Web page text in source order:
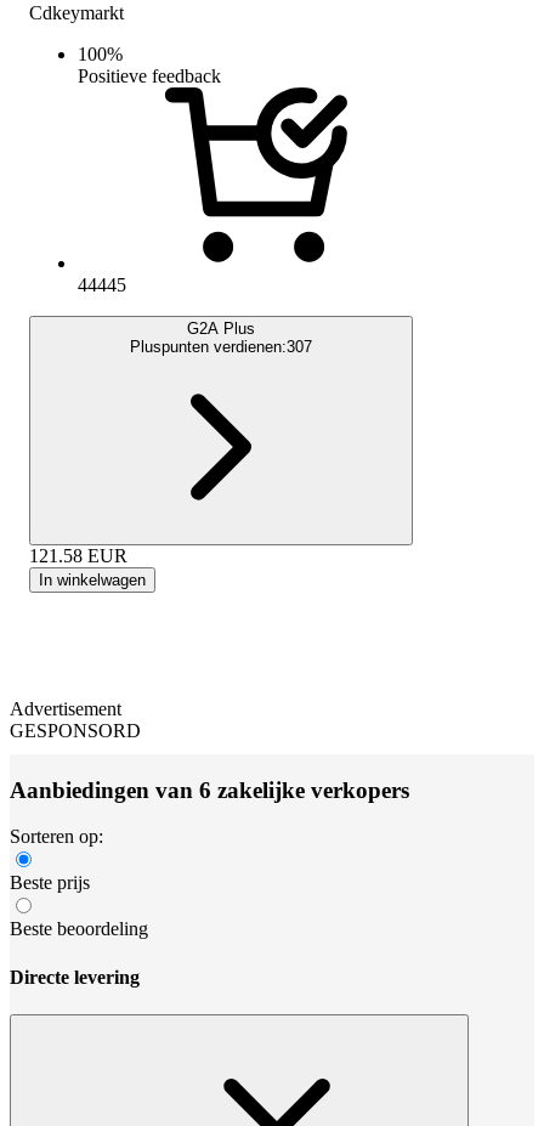
Cdkeymarkt
100%
Positieve feedback
44445
G2A Plus
Pluspunten verdienen:307
121.58 EUR
In winkelwagen
Advertisement
GESPONSORD
Aanbiedingen van 6 zakelijke verkopers
Sorteren op:
Beste prijs
Beste beoordeling
Directe levering